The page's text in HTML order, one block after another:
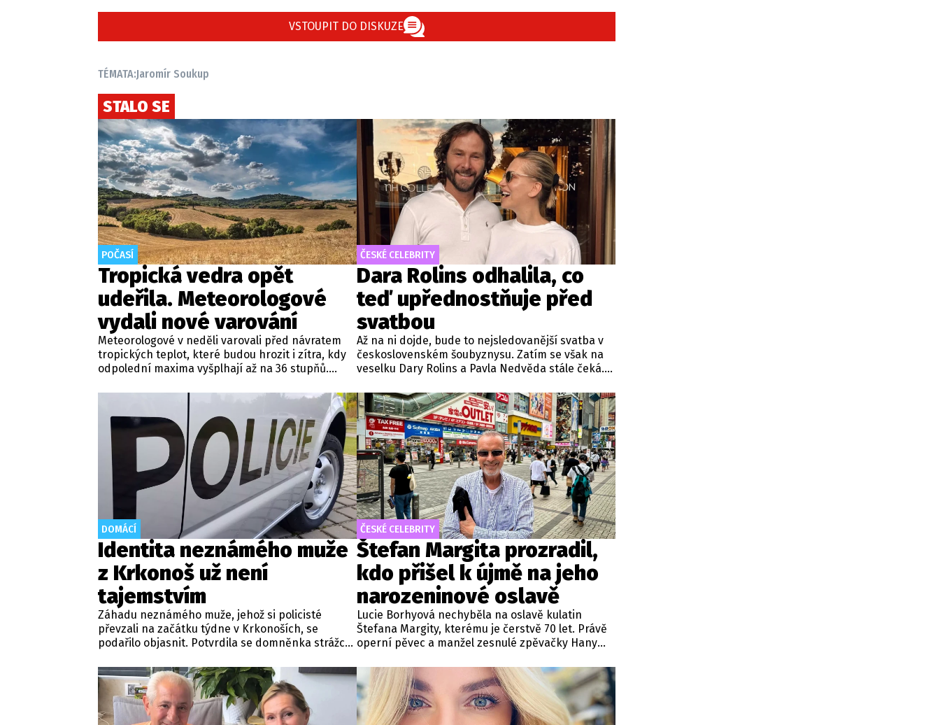
VSTOUPIT DO DISKUZE
TÉMATA:Jaromír Soukup
STALO SE
POČASÍ
Tropická vedra opět
udeřila. Meteorologové
vydali nové varování
Meteorologové v neděli varovali před návratem
tropických teplot, které budou hrozit i zítra, kdy
odpolední maxima vyšplhají až na 36 stupňů.
výstrahy Českého hydrometeorologického ústavu
ČESKÉ CELEBRITY
Dara Rolins odhalila, co
teď upřednostňuje před
svatbou
Až na ni dojde, bude to nejsledovanější svatba v
československém šoubyznysu. Zatím se však na
veselku Dary Rolins a Pavla Nedvěda stále čeká.
proběhnout například o nadcházejícím víkendu
či v dohledné době.
DOMÁCÍ
Identita neznámého muže
z Krkonoš už není
tajemstvím
Záhadu neznámého muže, jehož si policisté
převzali na začátku týdne v Krkonoších, se
podařilo objasnit. Potvrdila se domněnka strážců
informovala na webu.
ČESKÉ CELEBRITY
Štefan Margita prozradil,
kdo přišel k újmě na jeho
narozeninové oslavě
Lucie Borhyová nechyběla na oslavě kulatin
Štefana Margity, kterému je čerstvě 70 let. Právě
operní pěvec a manžel zesnulé zpěvačky Hany
televize Nova byla hlavní postavou nešťastného
incidentu.